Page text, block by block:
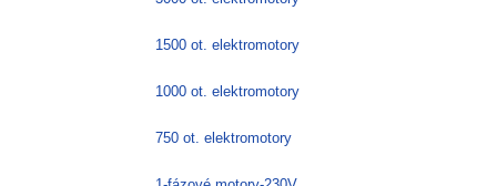
1500 ot. elektromotory
1000 ot. elektromotory
750 ot. elektromotory